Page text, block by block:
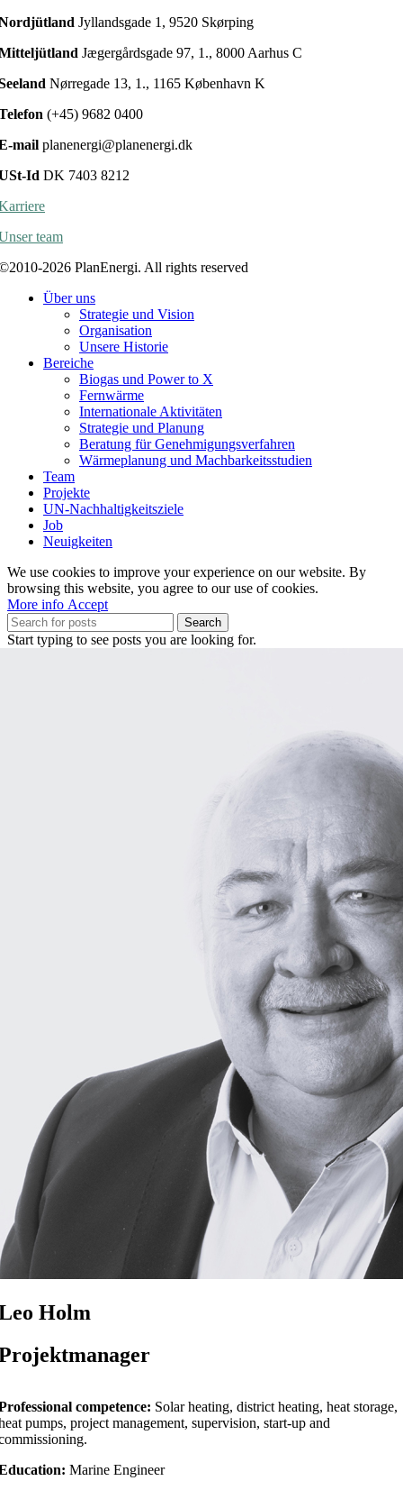
Jyllandsgade 1, 9520 Skørping
Jægergårdsgade 97, 1., 8000 Aarhus C
Nørregade 13, 1., 1165 København K
(+45) 9682 0400
mail planenergi@planenergi.dk
Id DK 7403 8212
team
2026 PlanEnergi. All rights reserved
Über uns
Strategie und Vision
Organisation
Unsere Historie
Bereiche
Biogas und Power to X
Fernwärme
Internationale Aktivitäten
Strategie und Planung
Beratung für Genehmigungsverfahren
Wärmeplanung und Machbarkeitsstudien
Team
Projekte
UN-Nachhaltigkeitsziele
Job
Neuigkeiten
We use cookies to improve your experience on our website. By
browsing this website, you agree to our use of cookies.
More info More
info
Accept
Search
Start typing to see posts you are looking for.
Holm
competence: Solar heating, district heating, heat storage,
pumps, project management, supervision, start-up and
Marine Engineer